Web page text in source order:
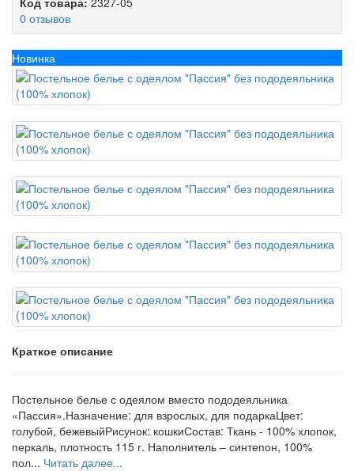
0 отзывов
Новинка
Краткое описание
Постельное белье с одеялом вместо пододеяльника
«Пассия».Назначение: для взрослых, для подаркаЦвет:
голубой, бежевыйРисунок: кошкиСостав: Ткань - 100% хлопок,
перкаль, плотность 115 г. Наполнитель – синтепон, 100%
пол... Читать далее...